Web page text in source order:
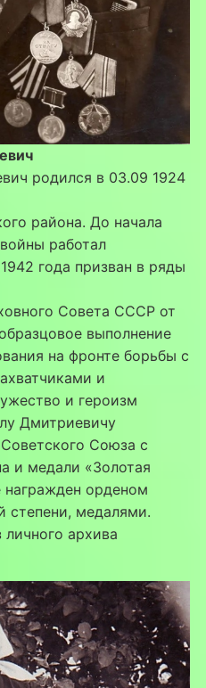
родился в 03.09 1924
района. До начала
работал
года призван в ряды
Совета СССР от
выполнение
на фронте борьбы с
и
и героизм
Дмитриевичу
Союза с
и медали «Золотая
орденом
степени, медалями.
архива